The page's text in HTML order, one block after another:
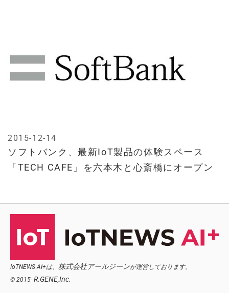
ソフトバンク、最新IoT製品の体験スペース
「TECH CAFE」を六本木と心斎橋にオープン
2015-12-14
IoTNEWS AI+は、 株式会社アールジーンが運営しております。
© 2015- R.GENE,Inc.